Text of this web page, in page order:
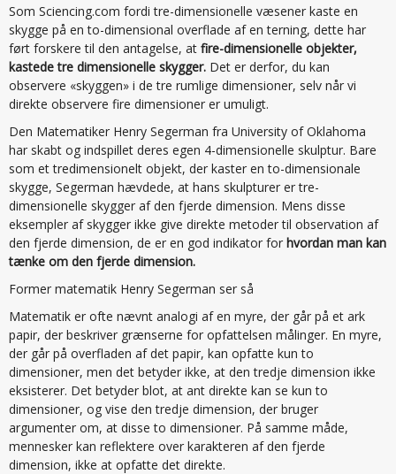
Som Sciencing.com fordi tre-dimensionelle væsener kaste en
skygge på en to-dimensional overflade af en terning, dette har
ført forskere til den antagelse, at fire-dimensionelle objekter,
kastede tre dimensionelle skygger. Det er derfor, du kan
observere «skyggen» i de tre rumlige dimensioner, selv når vi
direkte observere fire dimensioner er umuligt.
Den Matematiker Henry Segerman fra University of Oklahoma
har skabt og indspillet deres egen 4-dimensionelle skulptur. Bare
som et tredimensionelt objekt, der kaster en to-dimensionale
skygge, Segerman hævdede, at hans skulpturer er tre-
dimensionelle skygger af den fjerde dimension. Mens disse
eksempler af skygger ikke give direkte metoder til observation af
den fjerde dimension, de er en god indikator for hvordan man kan
tænke om den fjerde dimension.
Former matematik Henry Segerman ser så
Matematik er ofte nævnt analogi af en myre, der går på et ark
papir, der beskriver grænserne for opfattelsen målinger. En myre,
der går på overfladen af det papir, kan opfatte kun to
dimensioner, men det betyder ikke, at den tredje dimension ikke
eksisterer. Det betyder blot, at ant direkte kan se kun to
dimensioner, og vise den tredje dimension, der bruger
argumenter om, at disse to dimensioner. På samme måde,
mennesker kan reflektere over karakteren af den fjerde
dimension, ikke at opfatte det direkte.